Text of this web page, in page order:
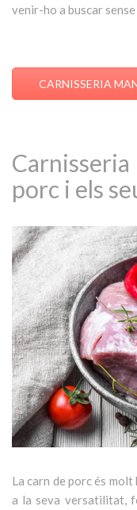
venir-ho a buscar
CARNISSERIA
porc i els
La carn de porc és
a la seva versatilitat,